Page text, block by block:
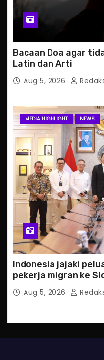
Bacaan Doa agar
Latin dan Arti
Aug 5, 2026
MEDIA HIGHLIGHT NEWS
Indonesia jajaki
pekerja migran ke
Aug 5, 2026